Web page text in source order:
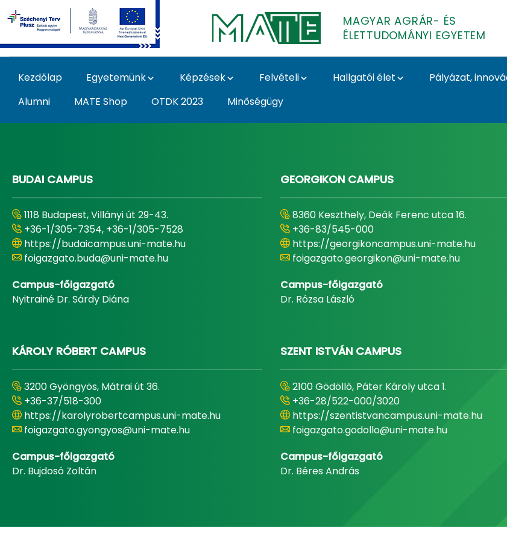
Ugrás a fő tartalomhoz
MAGYAR AGRÁR- ÉS
ÉLETTUDOMÁNYI EGYETEM
Kezdőlap Egyetemünk Képzések Felvételi Hallgatói élet Pályázat,
Alumni
MATE Shop OTDK 2023 Minőségügy
BUDAI CAMPUS
1118 Budapest, Villányi út 29-43.
+36-1/305-7354, +36-1/305-7528
https://budaicampus.uni-mate.hu
foigazgato.buda@uni-mate.hu
Campus-főigazgató
Nyitrainé Dr. Sárdy Diána
GEORGIKON CAMPUS
8360 Keszthely, Deák Ferenc utca 16.
+36-83/545-000
https://georgikoncampus.uni-mate.hu
foigazgato.georgikon@uni-mate.hu
Campus-főigazgató
Dr. Rózsa László
KÁROLY RÓBERT CAMPUS
3200 Gyöngyös, Mátrai út 36.
+36-37/518-300
https://karolyrobertcampus.uni-mate.hu
foigazgato.gyongyos@uni-mate.hu
Campus-főigazgató
Dr. Bujdosó Zoltán
SZENT ISTVÁN CAMPUS
2100 Gödöllő, Páter Károly utca 1.
+36-28/522-000/3020
https://szentistvancampus.uni-mate.hu
foigazgato.godollo@uni-mate.hu
Campus-főigazgató
Dr. Béres András